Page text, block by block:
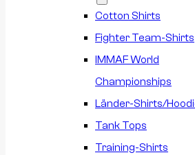
Cotton Shirts
Fighter Team-Shirts
IMMAF World
Championships
Länder-Shirts/
Tank Tops
Training-Shirts